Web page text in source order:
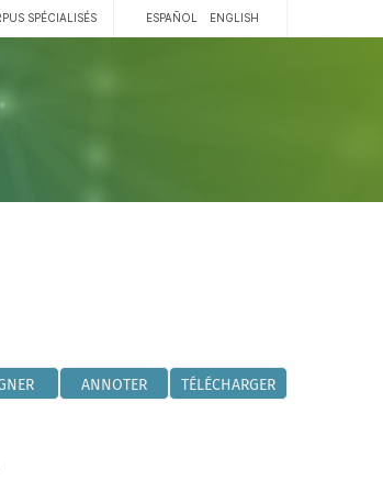
SPÉCIALISÉS ESPAÑOL ENGLISH
ANNOTER TÉLÉCHARGER